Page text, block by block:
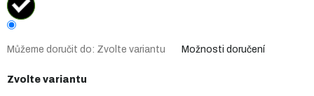
Zvolte variantu
Můžeme doručit do: Zvolte variantu Možnosti doručení